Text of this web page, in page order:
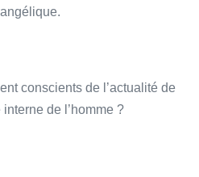
conscients de l’actualité de
de l’homme ?